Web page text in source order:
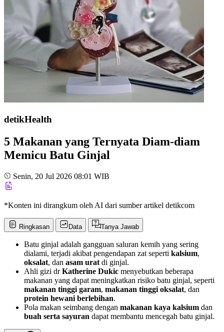
detikHealth
5 Makanan yang Ternyata Diam-diam
Memicu Batu Ginjal
Senin, 20 Jul 2026 08:01 WIB
*Konten ini dirangkum oleh AI dari sumber artikel detikcom
Ringkasan Data Tanya Jawab
Batu ginjal adalah gangguan saluran kemih yang sering
dialami, terjadi akibat pengendapan zat seperti kalsium,
oksalat, dan asam urat di ginjal.
Ahli gizi drKatherine Dukic menyebutkan beberapa
makanan yang dapat meningkatkan risiko batu ginjal, seperti
makanan tinggi garam, makanan tinggi oksalat, dan
protein hewani berlebihan.
Pola makan seimbang dengan makanan kaya kalsium dan
buah serta sayuran dapat membantu mencegah batu ginjal.